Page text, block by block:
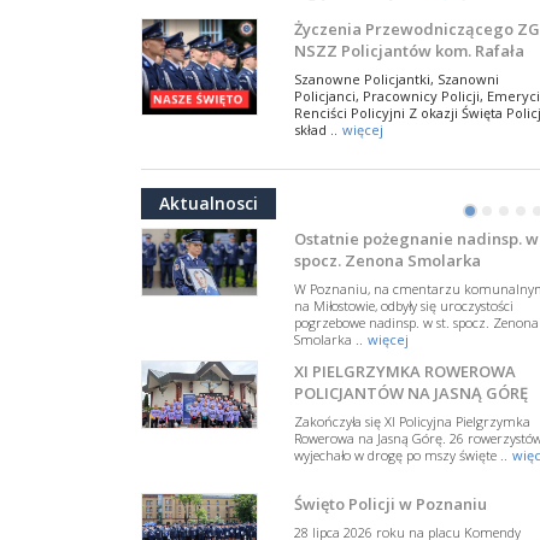
Życzenia Przewodniczącego ZG
NSZZ Policjantów kom. Rafała
Jankowskiego z okazji Święta
Policji 2026
Szanowne Policjantki, Szanowni
Policjanci, Pracownicy Policji,
Renciści Policyjni Z okazji Święta
skład .. więcej
NSZZ Policjantów: Policja nie
W przestrzeni publicznej po raz
pojawiły się wypowiedzi, które
w funkcjonariuszki i funkcjonariuszy
Policj .. więcej
Dodatkowe zarobkowanie
policjantów. NSZZP: obecne
rozwiązania wymagają zmian
zmiany przepisów regulujących
podejmowanie przez policjantów
dodatkowej pracy zarobkowe ..
więcej
Krok 1. Umorzenie. Krok 2.
z hejtem
Postępowanie dotyczące interwencji
Policji w miejscu zamieszkania red.
Tomasza Sakiewicza zostało
Aktualnosci
•• • •
NSZZ Policjantów
Na zaproszenie Zarządu Głównego NSZZ
Policjantów w Polsce gościł Rafael
Departamentu Policji w Nowym Jorku, o
.. więcej
PAMIĘTAMY I ODDAJMY HOŁD
SIERŻ. MARKOWI SIENICKIEMU
poświęconą starszemu sierżantowi Mar
Ostatnie pożegnanie nadinsp. w
spocz. Zenona Smolarka
W Poznaniu, na cmentarzu
na Miłostowie, odbyły się uroczystości
pogrzebowe nadinsp. w st. spocz. Zenona
Smolarka .. więcej
XI PIELGRZYMKA ROWEROWA
POLICJANTÓW NA JASNĄ GÓRĘ
Zakończyła się XI Policyjna Pielgrzymka
Rowerowa na Jasną Górę. 26
wyjechało w drogę po mszy święte ..
Święto Policji w Poznaniu
28 lipca 2026 roku na placu Komendy